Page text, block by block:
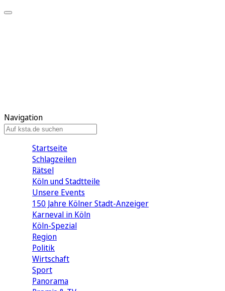
Navigation
Startseite
Schlagzeilen
Rätsel
Köln und Stadtteile
Unsere Events
150 Jahre Kölner Stadt-Anzeiger
Karneval in Köln
Köln-Spezial
Region
Politik
Wirtschaft
Sport
Panorama